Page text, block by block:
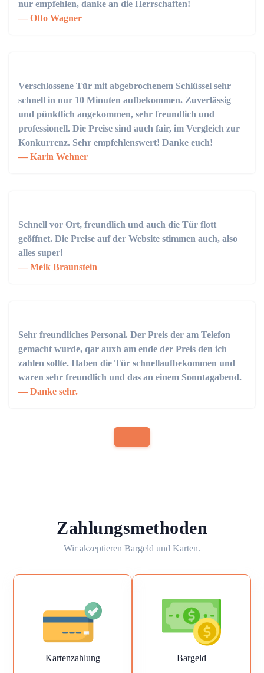
nur empfehlen, danke an die Herrschaften!
Otto Wagner
Verschlossene Tür mit abgebrochenem Schlüssel sehr
schnell in nur 10 Minuten aufbekommen. Zuverlässig
und pünktlich angekommen, sehr freundlich und
professionell. Die Preise sind auch fair, im Vergleich zur
Konkurrenz. Sehr empfehlenswert! Danke euch!
Karin Wehner
Schnell vor Ort, freundlich und auch die Tür flott
geöffnet. Die Preise auf der Website stimmen auch, also
alles super!
Meik Braunstein
Sehr freundliches Personal. Der Preis der am Telefon
gemacht wurde, qar auxh am ende der Preis den ich
zahlen sollte. Haben die Tür schnellaufbekommen und
waren sehr freundlich und das an einem Sonntagabend.
Danke sehr.
Zahlungsmethoden
Wir akzeptieren Bargeld und Karten.
Kartenzahlung Bargeld